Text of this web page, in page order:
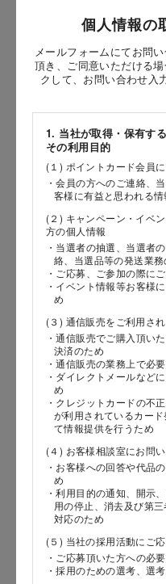
個人情報の
メールフォームにてお問
頂き、ご同意いただける
クして、お問い合わせ入
1. 当社が取得・保有す
その利用目的
(１) ポイントカード会員
・会員の方へのご連絡、
客様に有益と思われる
(２) キャンペーン・イベ
方の個人情報
・当選者の抽選、当選者
絡、当選品等の発送業務
・ご応募、ご参加の際に
・イベント情報等お客様
め
(３) 通信販売をご利用さ
・通信販売でご購入頂い
決済のため
・通信販売の業務上で必
・ダイレクトメールなど
め
・クレジットカードの不
が利用されているカー
て情報提供を行うため
(４) お客様相談室にお問
・お客様への回答や代品
め
・利用目的の通知、開示
用の停止、消去及び第
対応のため
(５) 当社の採用活動にご
・ご応募頂いた方への必
・採用のための選考、選
乳と卵と小麦粉を使用して
お問い合わせ時氏名
［名］
（全角で入力してください）
お問い合わせ時氏名（カナ）
［セイ］
［メイ］
（全角で入力してください
電話番号
メールアドレス
郵便番号
都道府県